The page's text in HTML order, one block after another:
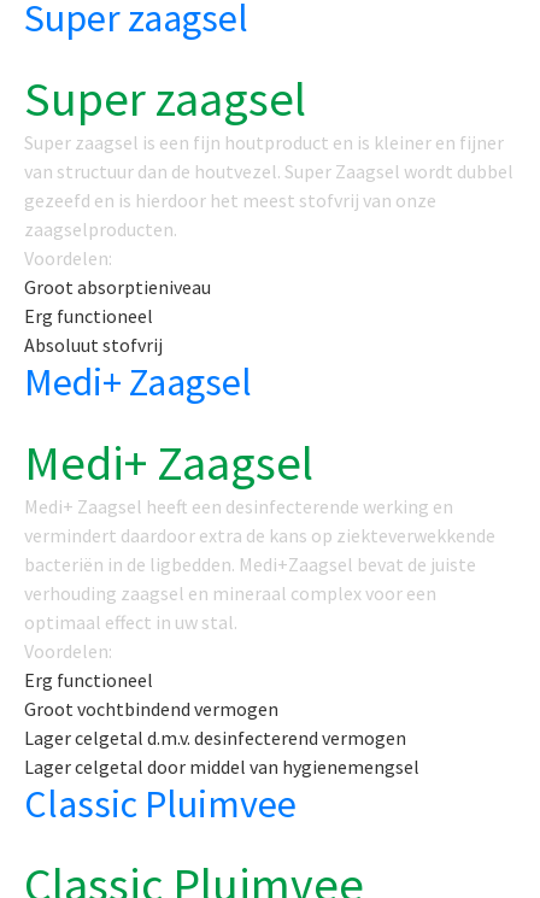
Super zaagsel
Super zaagsel
Super zaagsel is een fijn houtproduct en is kleiner en fijner
van structuur dan de houtvezel. Super Zaagsel wordt dubbel
gezeefd en is hierdoor het meest stofvrij van onze
zaagselproducten.
Voordelen:
Groot absorptieniveau
Erg functioneel
Absoluut stofvrij
Medi+ Zaagsel
Medi+ Zaagsel
Medi+ Zaagsel heeft een desinfecterende werking en
vermindert daardoor extra de kans op ziekteverwekkende
bacteriën in de ligbedden. Medi+Zaagsel bevat de juiste
verhouding zaagsel en mineraal complex voor een
optimaal effect in uw stal.
Voordelen:
Erg functioneel
Groot vochtbindend vermogen
Lager celgetal d.m.v. desinfecterend vermogen
Lager celgetal door middel van hygienemengsel
Classic Pluimvee
Classic Pluimvee